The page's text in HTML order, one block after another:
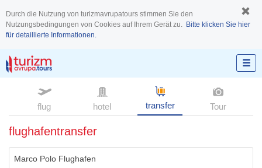
Durch die Nutzung von turizmavrupatours stimmen Sie den
Nutzungsbedingungen von Cookies auf Ihrem Gerät zu. Bitte klicken Sie hier
für detaillierte Informationen.
flug hotel transfer Tour
flughafentransfer